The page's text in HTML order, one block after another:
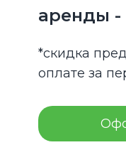
аренды -
*скидка
оплате за